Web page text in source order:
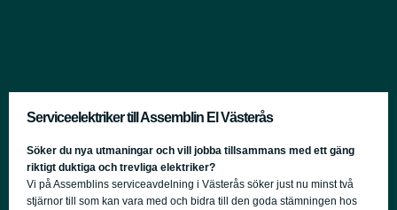
Serviceelektriker till Assemblin El Västerås
Söker du nya utmaningar och vill jobba tillsammans med ett gäng
riktigt duktiga och trevliga elektriker?
Vi på Assemblins serviceavdelning i Västerås söker just nu minst två
stjärnor till som kan vara med och bidra till den goda stämningen hos